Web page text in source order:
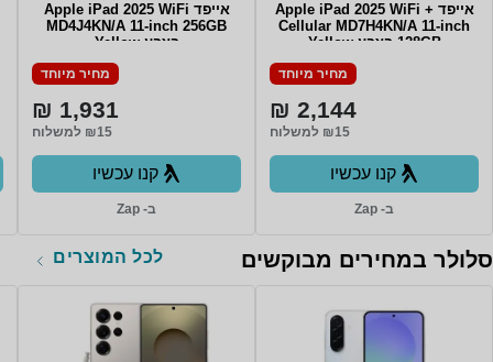
אייפד Apple iPad 2025 WiFi +
Cellular MD7H4KN/A 11-inch
128GB בצבע Yellow
מחיר מיוחד
2,144 ₪
₪15 למשלוח
קנו עכשיו
ב- Zap
אייפד Apple iPad 2025 WiFi
MD4J4KN/A 11-inch 256GB
בצבע Yellow
מחיר מיוחד
1,931 ₪
₪15 למשלוח
קנו עכשיו
ב- Zap
סלולר במחירים מבוקשים לכל המוצרים